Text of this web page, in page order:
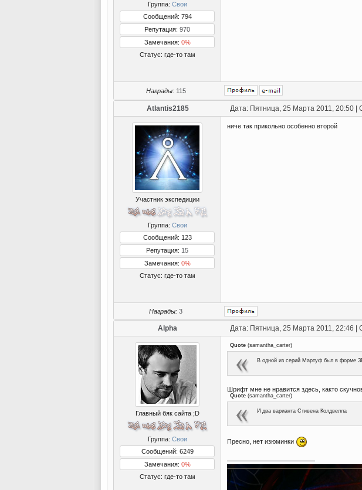
Группа: Свои
Сообщений: 794
Репутация: 970
Замечания: 0%
Статус: где-то там
Награды: 115
Atlantis2185 Дата: Пятница, 25 Марта 2011, 20:50 |
Участник экспедиции
Группа: Свои
Сообщений: 123
Репутация: 15
Замечания: 0%
Статус: где-то там
ниче так прикольно особенно второй
Награды: 3
Alpha Дата: Пятница, 25 Марта 2011, 22:46 |
Главный бяк сайта ;D
Группа: Свои
Сообщений: 6249
Замечания: 0%
Статус: где-то там
Quote (samantha_carter)
В одной из серий Мартуф был в форме
Шрифт мне не нравится здесь, както
Quote (samantha_carter)
И два варианта Стивена Колдвелла
Пресно, нет изюминки